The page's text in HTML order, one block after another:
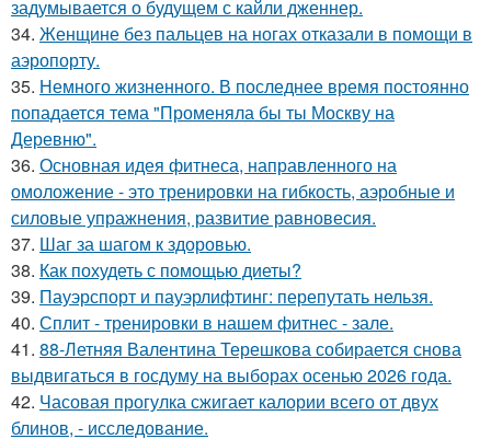
задумывается о будущем с кайли дженнер.
34. Женщине без пальцев на ногах отказали в помощи в
аэропорту.
35. Немного жизненного. В последнее время постоянно
попадается тема "Променяла бы ты Москву на
Деревню".
36. Основная идея фитнеса, направленного на
омоложение - это тренировки на гибкость, аэробные и
силовые упражнения, развитие равновесия.
37. Шаг за шагом к здоровью.
38. Как похудеть с помощью диеты?
39. Пауэрспорт и пауэрлифтинг: перепутать нельзя.
40. Сплит - тренировки в нашем фитнес - зале.
41. 88-Летняя Валентина Терешкова собирается снова
выдвигаться в госдуму на выборах осенью 2026 года.
42. Часовая прогулка сжигает калории всего от двух
блинов, - исследование.